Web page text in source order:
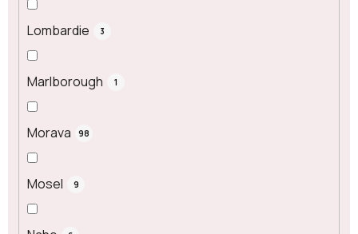
Lombardie 3
Marlborough 1
Morava 98
Mosel 9